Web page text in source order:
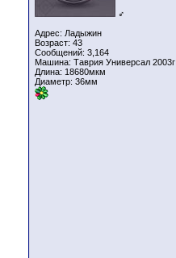
♂
Адрес: Ладыжин
Возраст: 43
Сообщений: 3,164
Машина: Таврия Универсал 2003г
Длина: 18680мкм
Диаметр: 36мм